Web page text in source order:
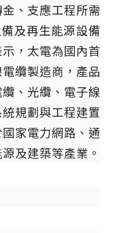
、支應工程所需
及再生能源設備
，太電為國內首
纜製造商，產品
、光纜、電子線
規劃與工程建置
家電力網路、通
及建築等產業。